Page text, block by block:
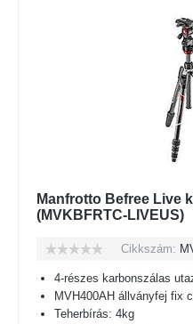
Manfrotto Befree Live
(MVKBFRTC-LIVEUS)
Cikkszám:
4-részes karbonszálas
MVH400AH állványfej fix
Teherbírás: 4kg